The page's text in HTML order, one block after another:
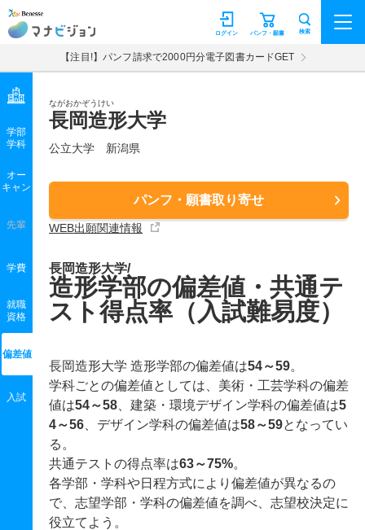
マナビジョン パンフ・願書
ログイン 検索
【注目!】パンフ請求で2000円分電子図書カードGET
ながおかぞうけい
長岡造形大学
公立大学 新潟県
パンフ・願書取り寄せ
WEB出願関連情報
学部
学科
オー
キャン
先輩
学費
就職
資格
偏差値
入試
長岡造形大学/
造形学部の偏差値・共通テ
スト得点率（入試難易度）
長岡造形大学 造形学部の偏差値は54～59。
学科ごとの偏差値としては、美術・工芸学科の偏差
値は54～58 、建築・環境デザイン学科の偏差値は5
4～56 、デザイン学科の偏差値は58～59となってい
る。
共通テストの得点率は63～75%。
各学部・学科や日程方式により偏差値が異なるの
で、志望学部・学科の偏差値を調べ、志望校決定に
役立てよう。